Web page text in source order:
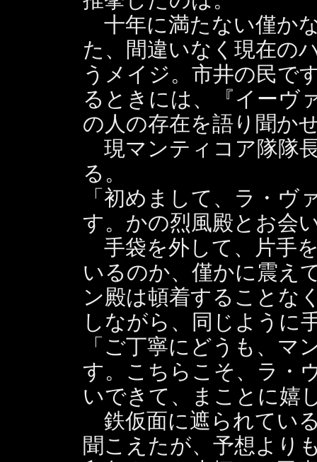
十年に満たない僅か
た、間違いなく現在の
うメイジ。市井の民で
るときには、『イーヴ
の人の存在を語り聞か
現マンティコア隊隊
る。
「初めまして、ラ・ヴ
す。かの烈風殿とお会
手袋を外して、片手
いるのか、僅かに震え
ン殿は頓着することな
しながら、同じように
「ご丁寧にどうも、マ
す。こちらこそ、ラ・
いできて、まことに嬉
鉄仮面に遮られてい
聞こえたが、予想より